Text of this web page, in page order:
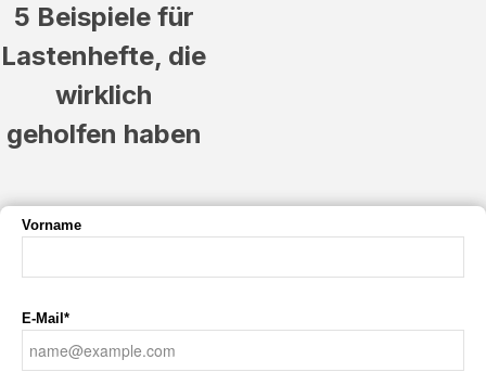
5 Beispiele für
Lastenhefte, die
wirklich
geholfen haben
Vorname
E-Mail*